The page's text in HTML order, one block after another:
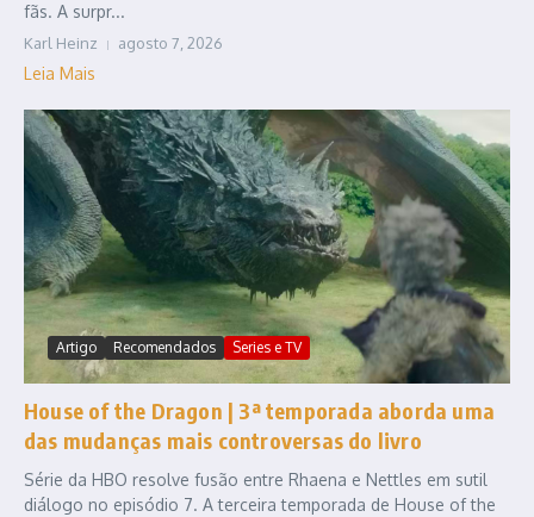
fãs. A surpr...
Karl Heinz agosto 7, 2026
Leia Mais
Artigo Recomendados Series e TV
House of the Dragon | 3ª temporada aborda uma
das mudanças mais controversas do livro
Série da HBO resolve fusão entre Rhaena e Nettles em sutil
diálogo no episódio 7. A terceira temporada de House of the